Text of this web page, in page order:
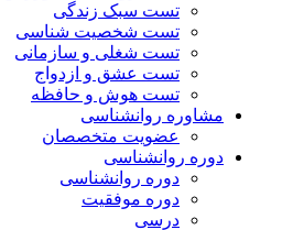
تست سبک زندگی
تست شخصیت شناسی
تست شغلی و سازمانی
تست عشق و ازدواج
تست هوش و حافظه
مشاوره روانشناسی
عضویت متخصصان
دوره روانشناسی
دوره روانشناسی
دوره موفقیت
درسی